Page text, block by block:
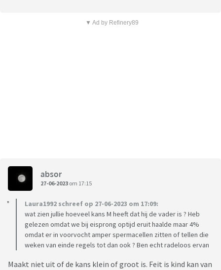
▼ Ad by Refinery89
absor
27-06-2023 om 17:15
Laura1992 schreef op 27-06-2023 om 17:09:
wat zien jullie hoeveel kans M heeft dat hij de vader is ? Heb
gelezen omdat we bij eisprong optijd eruit haalde maar 4%
omdat er in voorvocht amper spermacellen zitten of tellen die
weken van einde regels tot dan ook ? Ben echt radeloos ervan
Maakt niet uit of de kans klein of groot is. Feit is kind kan van